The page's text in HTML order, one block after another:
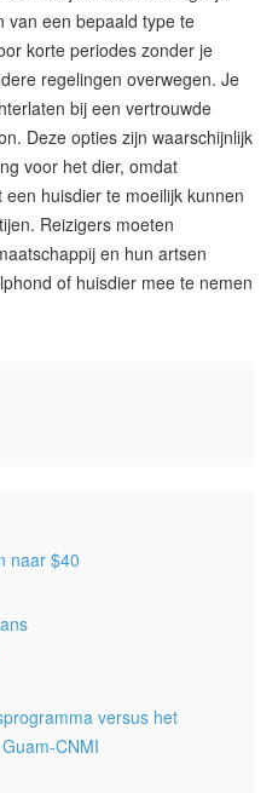
van een bepaald type te
korte periodes zonder je
regelingen overwegen. Je
bij een vertrouwde
Deze opties zijn waarschijnlijk
voor het dier, omdat
huisdier te moeilijk kunnen
Reizigers moeten
en hun artsen
of huisdier mee te nemen
naar $40
versus het
CNMI